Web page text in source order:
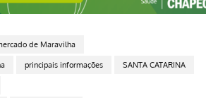
de Maravilha
principais informações SANTA CATARINA